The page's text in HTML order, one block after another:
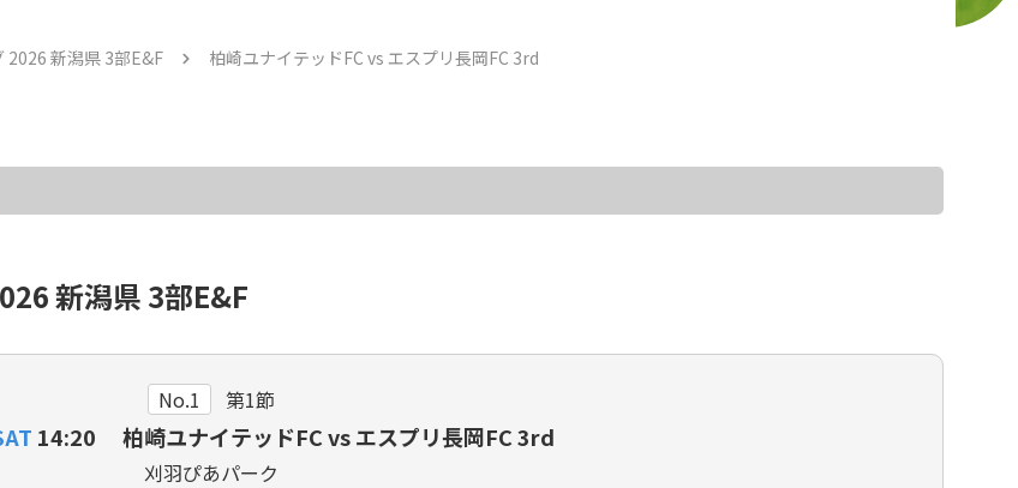
メディカル情報
新潟県出身のJリーガー・
プロ選手
2026 新潟県 3部E&F 柏崎ユナイテッドFC vs エスプリ長岡FC 3rd
新潟県 3部E&F
No.1 第1節
14:20 柏崎ユナイテッドFC vs エスプリ長岡FC 3rd
刈羽ぴあパーク